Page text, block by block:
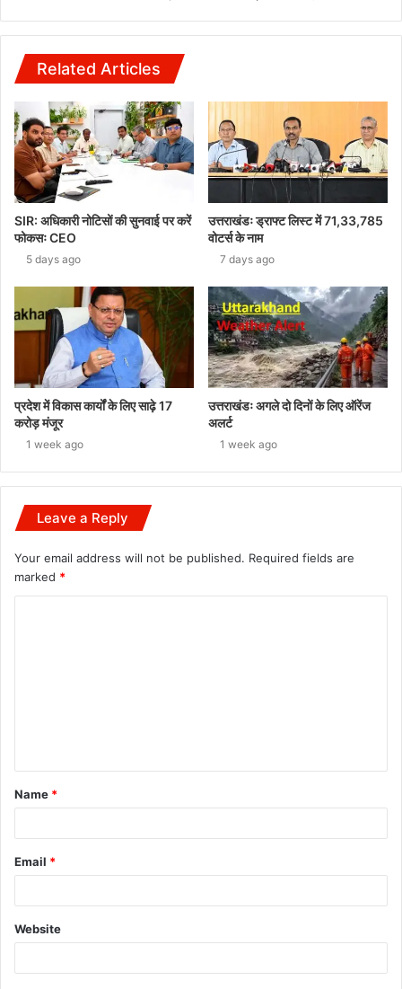
Related Articles
SIR: अधिकारी नोटिसों की सुनवाई पर करें
फोकसः CEO
5 days ago
उत्तराखंडः ड्राफ्ट लिस्ट में 71,33,785
वोटर्स के नाम
7 days ago
प्रदेश में विकास कार्यों के लिए साढ़े 17
करोड़ मंजूर
1 week ago
उत्तराखंडः अगले दो दिनों के लिए ऑरेंज
अलर्ट
1 week ago
Leave a Reply
Your email address will not be published. Required fields are
marked *
t
*
Name *
Email *
Website